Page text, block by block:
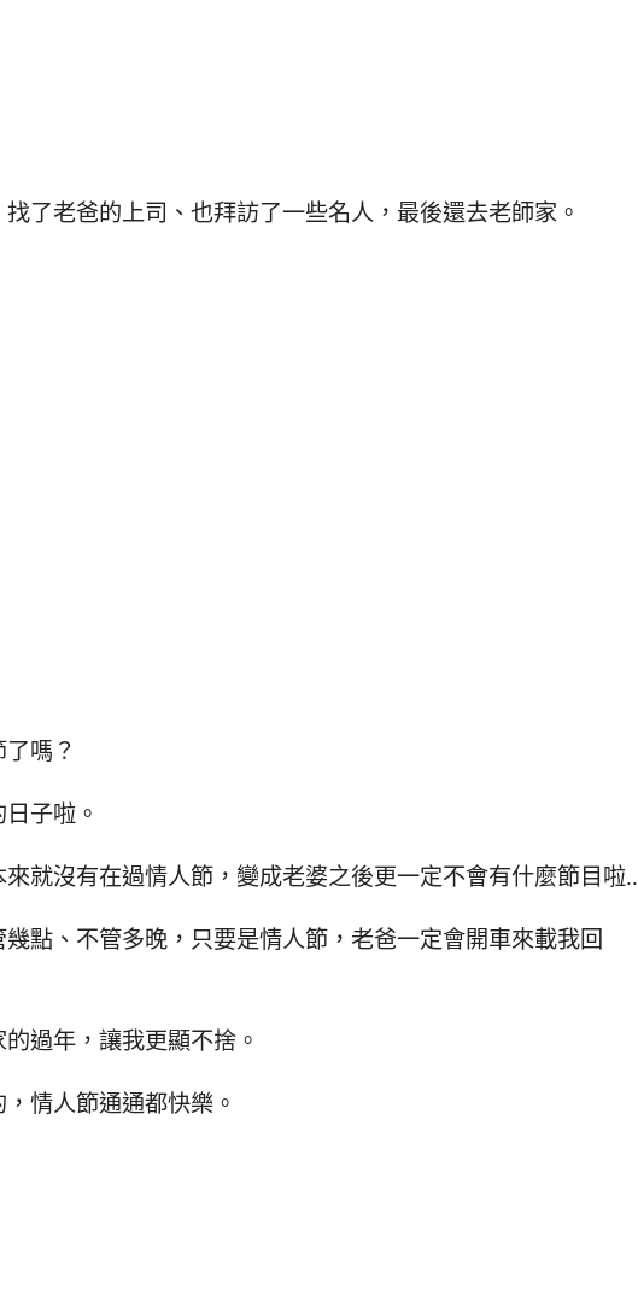
了老爸的上司、也拜訪了一些名人，最後還去老師家。
嗎？
子啦。
就沒有在過情人節，變成老婆之後更一定不會有什麼節目啦..
點、不管多晚，只要是情人節，老爸一定會開車來載我回
過年，讓我更顯不捨。
情人節通通都快樂。